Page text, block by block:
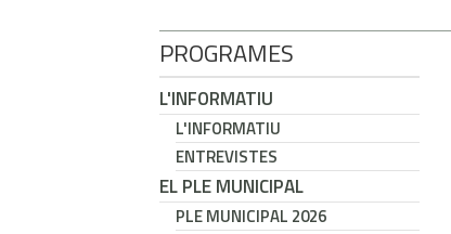
PROGRAMES
L'INFORMATIU
L'INFORMATIU
ENTREVISTES
EL PLE MUNICIPAL
PLE MUNICIPAL 2026